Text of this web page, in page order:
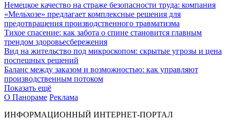
Немецкое качество на страже безопасности труда: компания
«Мельхозе» предлагает комплексные решения для
предотвращения производственного травматизма
Тихое спасение: как забота о спине становится главным
трендом здоровьесбережения
Вид на жительство под микроскопом: скрытые угрозы и цена
поспешных решений
Баланс между заказом и возможностью: как управляют
производственным потоком
Показать ещё
О Панораме Реклама
ИНФОРМАЦИОННЫЙ ИНТЕРНЕТ-ПОРТАЛ